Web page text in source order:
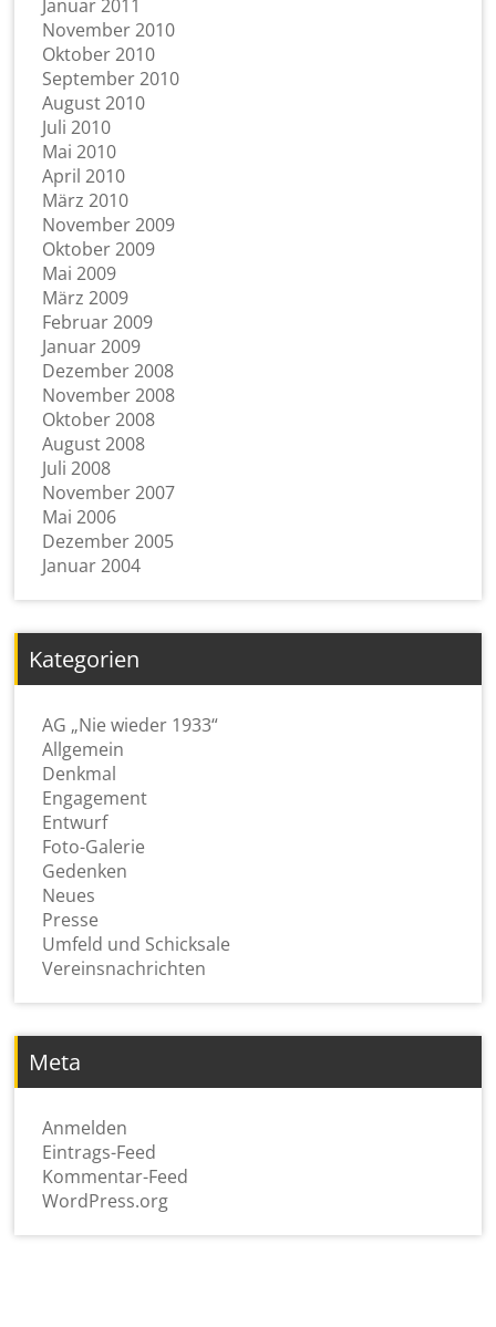
Januar 2011
November 2010
Oktober 2010
September 2010
August 2010
Juli 2010
Mai 2010
April 2010
März 2010
November 2009
Oktober 2009
Mai 2009
März 2009
Februar 2009
Januar 2009
Dezember 2008
November 2008
Oktober 2008
August 2008
Juli 2008
November 2007
Mai 2006
Dezember 2005
Januar 2004
Kategorien
AG „Nie wieder 1933“
Allgemein
Denkmal
Engagement
Entwurf
Foto-Galerie
Gedenken
Neues
Presse
Umfeld und Schicksale
Vereinsnachrichten
Meta
Anmelden
Eintrags-Feed
Kommentar-Feed
WordPress.org